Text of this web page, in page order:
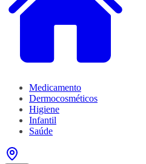
Medicamento
Dermocosméticos
Higiene
Infantil
Saúde